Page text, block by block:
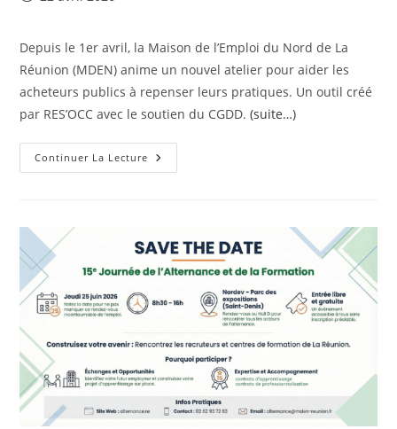
Depuis le 1er avril, la Maison de l’Emploi du Nord de La
Réunion (MDEN) anime un nouvel atelier pour aider les
acheteurs publics à repenser leurs pratiques. Un outil créé
par RES’OCC avec le soutien du CGDD.(suite…)
Continuer La Lecture La
Fresque
À
La
Réunion